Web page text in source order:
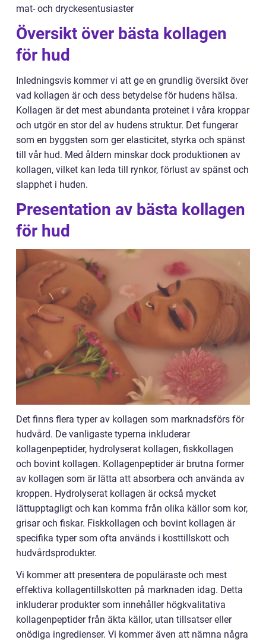
mat- och dryckesentusiaster
Översikt över bästa kollagen
för hud
Inledningsvis kommer vi att ge en grundlig översikt över
vad kollagen är och dess betydelse för hudens hälsa.
Kollagen är det mest abundanta proteinet i våra kroppar
och utgör en stor del av hudens struktur. Det fungerar
som en byggsten som ger elasticitet, styrka och spänst
till vår hud. Med åldern minskar dock produktionen av
kollagen, vilket kan leda till rynkor, förlust av spänst och
slapphet i huden.
Presentation av bästa kollagen
för hud
Det finns flera typer av kollagen som marknadsförs för
hudvård. De vanligaste typerna inkluderar
kollagenpeptider, hydrolyserat kollagen, fiskkollagen
och bovint kollagen. Kollagenpeptider är brutna former
av kollagen som är lätta att absorbera och använda av
kroppen. Hydrolyserat kollagen är också mycket
lättupptagligt och kan komma från olika källor som kor,
grisar och fiskar. Fiskkollagen och bovint kollagen är
specifika typer som ofta används i kosttillskott och
hudvårdsprodukter.
Vi kommer att presentera de populäraste och mest
effektiva kollagentillskotten på marknaden idag. Detta
inkluderar produkter som innehåller högkvalitativa
kollagenpeptider från äkta källor, utan tillsatser eller
onödiga ingredienser. Vi kommer även att nämna några